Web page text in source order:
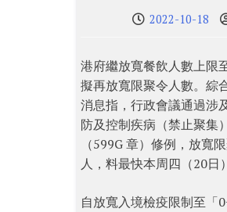
2022-10-18
港府繼放寬餐飲人數上限
擬再放寬限聚令人數。綜
消息指，行政會議通過涉
防及控制疾病（禁止聚集
（599G 章）修例，放寬
人，料最快本周四（20日
自放寬入境檢疫限制至「